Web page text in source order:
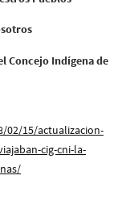
Concejo Indígena de
02/15/actualizacion-
cig-cni-la-